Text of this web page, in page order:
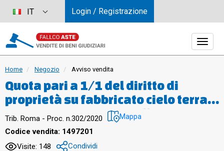
Home Negozio Avviso vendita
Quota pari a 1/1 del diritto di
proprietà su fabbricato cielo terra
sito in Roma – Circonvallazione
Orientale 4536, costituito da due
piani fuori terra oltre lastrico e due
Trib. Roma - Proc. n.302/2020 Mappa
Codice vendita: 1497201
Visite: 148
Condividi
IT Login / Registrazione